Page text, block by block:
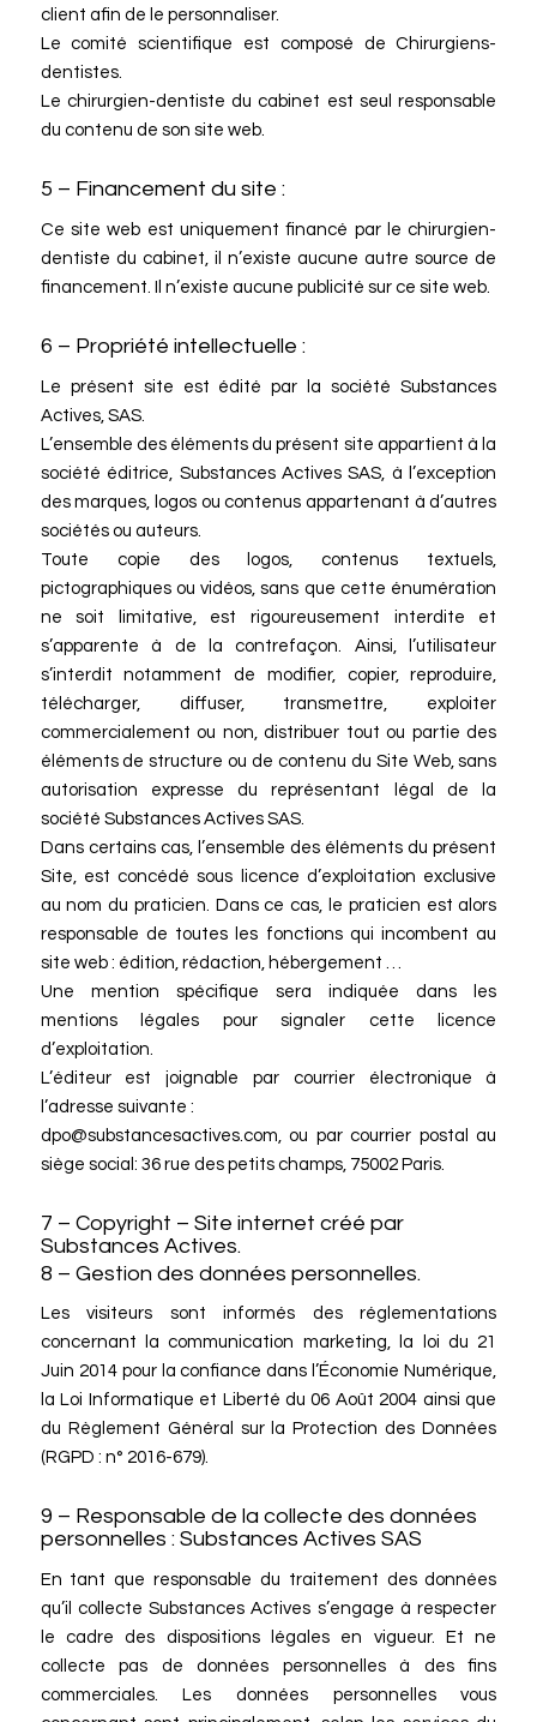
client afin de le personnaliser.
Le comité scientifique est composé de Chirurgiens-
dentistes.
Le chirurgien-dentiste du cabinet est seul responsable
du contenu de son site web.
5 – Financement du site :
Ce site web est uniquement financé par le chirurgien-
dentiste du cabinet, il n’existe aucune autre source de
financement. Il n’existe aucune publicité sur ce site web.
6 – Propriété intellectuelle :
Le présent site est édité par la société Substances
Actives, SAS.
L’ensemble des éléments du présent site appartient à la
société éditrice, Substances Actives SAS, à l’exception
des marques, logos ou contenus appartenant à d’autres
sociétés ou auteurs.
Toute copie des logos, contenus textuels,
pictographiques ou vidéos, sans que cette énumération
ne soit limitative, est rigoureusement interdite et
s’apparente à de la contrefaçon. Ainsi, l’utilisateur
s’interdit notamment de modifier, copier, reproduire,
télécharger, diffuser, transmettre, exploiter
commercialement ou non, distribuer tout ou partie des
éléments de structure ou de contenu du Site Web, sans
autorisation expresse du représentant légal de la
société Substances Actives SAS.
Dans certains cas, l’ensemble des éléments du présent
Site, est concédé sous licence d’exploitation exclusive
au nom du praticien. Dans ce cas, le praticien est alors
responsable de toutes les fonctions qui incombent au
site web : édition, rédaction, hébergement …
Une mention spécifique sera indiquée dans les
mentions légales pour signaler cette licence
d’exploitation.
L’éditeur est joignable par courrier électronique à
l’adresse suivante :
dpo@substancesactives.com, ou par courrier postal au
siège social: 36 rue des petits champs, 75002 Paris.
7 – Copyright – Site internet créé par
Substances Actives.
8 – Gestion des données personnelles.
Les visiteurs sont informés des réglementations
concernant la communication marketing, la loi du 21
Juin 2014 pour la confiance dans l’Économie Numérique,
la Loi Informatique et Liberté du 06 Août 2004 ainsi que
du Règlement Général sur la Protection des Données
(RGPD : n° 2016-679).
9 – Responsable de la collecte des données
personnelles : Substances Actives SAS
En tant que responsable du traitement des données
qu’il collecte Substances Actives s’engage à respecter
le cadre des dispositions légales en vigueur. Et ne
collecte pas de données personnelles à des fins
commerciales. Les données personnelles vous